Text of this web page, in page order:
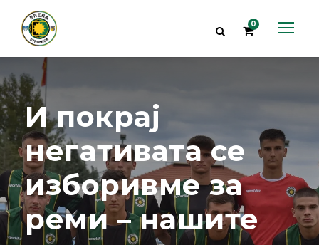
0
И покрај
негативата се
изборивме за
реми – нашите